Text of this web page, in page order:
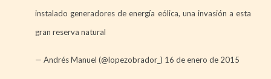
instalado generadores de energía eólica, una invasión a esta
gran reserva natural
— Andrés Manuel (@lopezobrador_) 16 de enero de 2015